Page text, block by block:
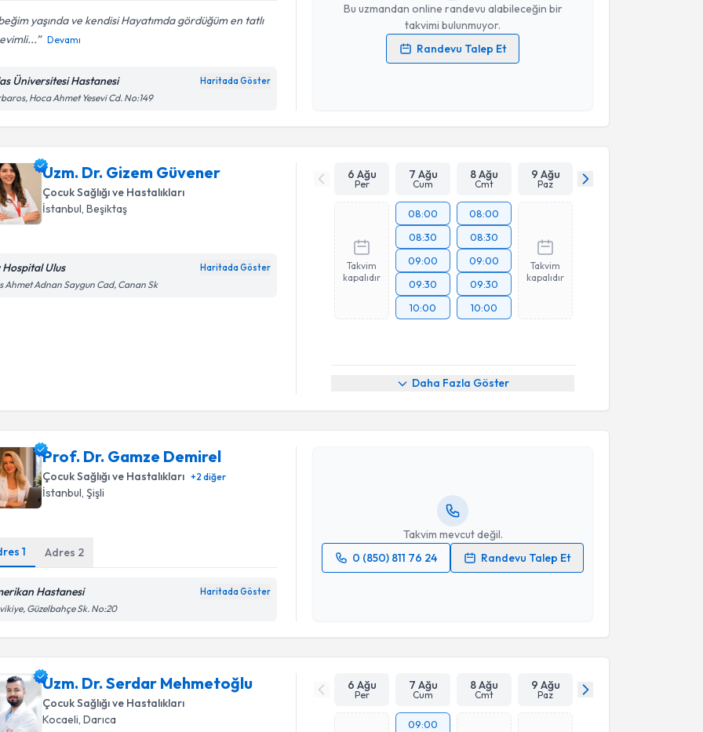
yaşında ve kendisi Hayatımda gördüğüm en tatlı
Devamı
Üniversitesi Hastanesi Haritada Göster
Hoca Ahmet Yesevi Cd. No:149
Bu uzmandan online randevu alabileceğin bir
takvimi bulunmuyor.
Randevu Talep Et
Kişisel verilerimin işlenmesine ilişkinAydınlatma Metni
Takvim Talebini Gönder
Uzm. Dr. Gizem Güvener
Çocuk Sağlığı ve Hastalıkları
İstanbul, Beşiktaş
Hospital Ulus Haritada Göster
Ahmet Adnan Saygun Cad, Canan Sk
6 Ağu
Per
7 Ağu
Cum
8 Ağu
Cmt
9 Ağu
Paz
Takvim
kapalıdır
08:00
08:30
09:00
09:30
10:00
08:00
08:30
09:00
09:30
10:00
Takvim
kapalıdır
Daha Fazla Göster
Prof. Dr. Gamze Demirel
Çocuk Sağlığı ve Hastalıkları +2 diğer
İstanbul , Şişli
1 Adres 2
Hastanesi Haritada Göster
Güzelbahçe Sk. No:20
Takvim mevcut değil.
0 (850) 811 76 24
Randevu Talep Et
Randevu Takvimi Talebi
Takvim Talebini Gönder
Uzm. Dr. Serdar Mehmetoğlu
Çocuk Sağlığı ve Hastalıkları
Kocaeli , Darıca
6 Ağu
Per
7 Ağu
Cum
8 Ağu
Cmt
9 Ağu
Paz
09:00